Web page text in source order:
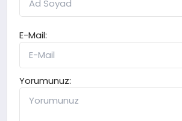
E-Mail:
Yorumunuz: